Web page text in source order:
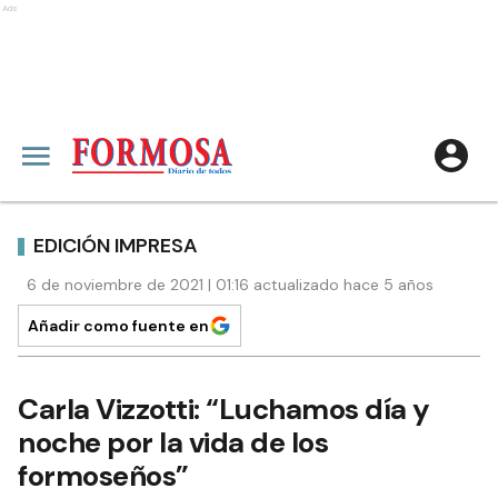
Ads
EDICIÓN IMPRESA
6 de noviembre de 2021 | 01:16 actualizado hace 5 años
Añadir como fuente en
Carla Vizzotti: “Luchamos día y
noche por la vida de los
formoseños”